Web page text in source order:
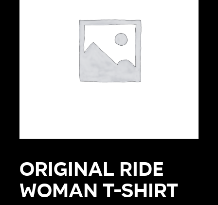
Original Ride
Woman T-shirt